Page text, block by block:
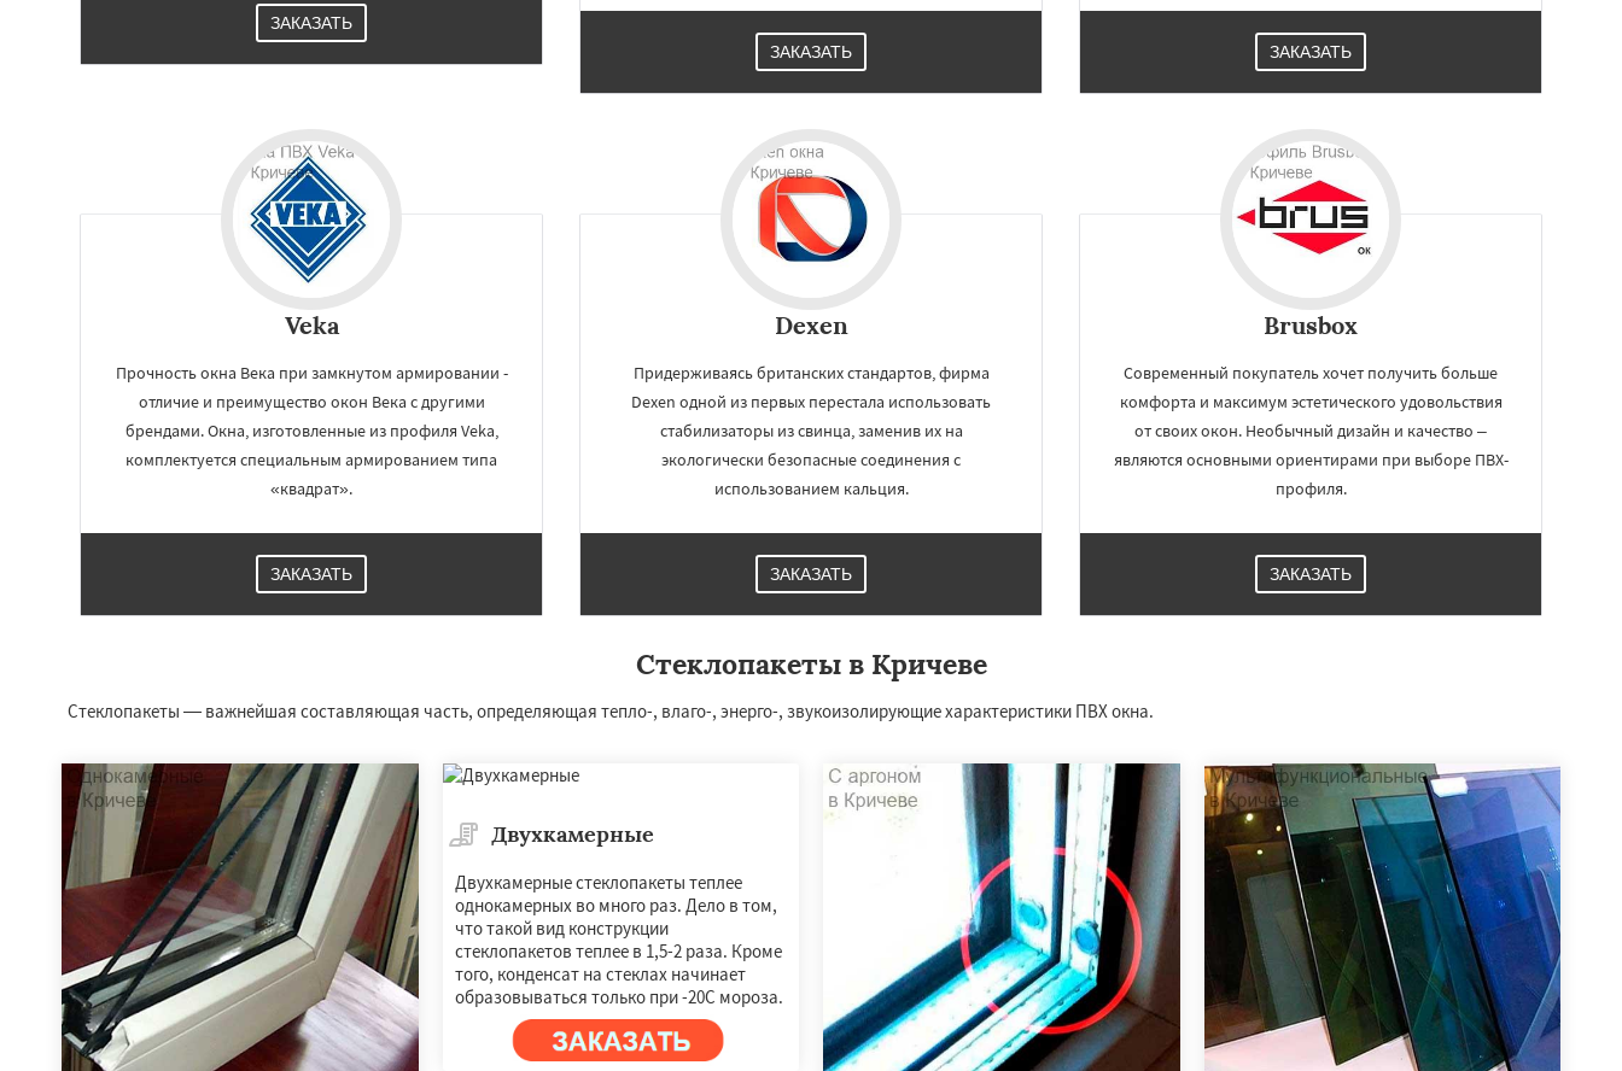
регионам
×
Костюковичи
Быхов
Белыничи Кировск Кличев Круглое
Мстиславль
Славгород
Чериков
ЗАКАЗАТЬ
ЗАКАЗАТЬ ЗАКАЗАТЬ
Veka
Прочность окна Века при замкнутом армировании -
отличие и преимущество окон Века с другими
брендами. Окна, изготовленные из профиля Veka,
комплектуется специальным армированием типа
«квадрат».
ЗАКАЗАТЬ
Dexen
Придерживаясь британских стандартов, фирма
Dexen одной из первых перестала использовать
стабилизаторы из свинца, заменив их на
экологически безопасные соединения с
использованием кальция.
ЗАКАЗАТЬ
Brusbox
Современный покупатель хочет получить больше
комфорта и максимум эстетического удовольствия
от своих окон. Необычный дизайн и качество –
являются основными ориентирами при выборе ПВХ-
профиля.
ЗАКАЗАТЬ
Стеклопакеты в Кричеве
Стеклопакеты — важнейшая составляющая часть, определяющая тепло-, влаго-, энерго-, звукоизолирующие характеристики ПВХ окна.
Двухкамерные
Двухкамерные стеклопакеты теплее
однокамерных во много раз. Дело в том,
что такой вид конструкции
стеклопакетов теплее в 1,5-2 раза. Кроме
того, конденсат на стеклах начинает
образовываться только при -20С мороза.